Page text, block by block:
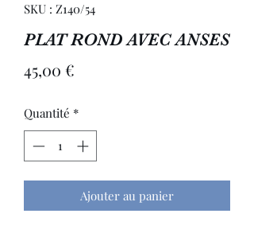
SKU : Z140/54
PLAT ROND AVEC ANSES
45,00 €
Quantité *
Ajouter au panier